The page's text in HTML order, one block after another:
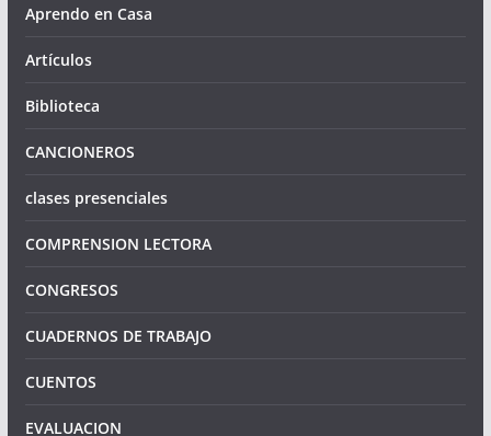
Aprendo en Casa
Artículos
Biblioteca
CANCIONEROS
clases presenciales
COMPRENSION LECTORA
CONGRESOS
CUADERNOS DE TRABAJO
CUENTOS
EVALUACION